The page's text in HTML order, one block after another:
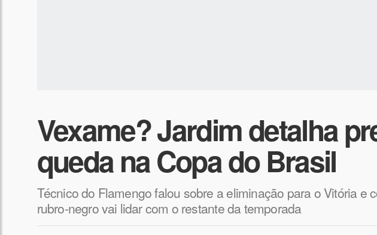
Vexame? Jardim detalha
queda na Copa do Brasil
Técnico do Flamengo falou sobre a eliminação para o Vitória e
rubro-negro vai lidar com o restante da temporada